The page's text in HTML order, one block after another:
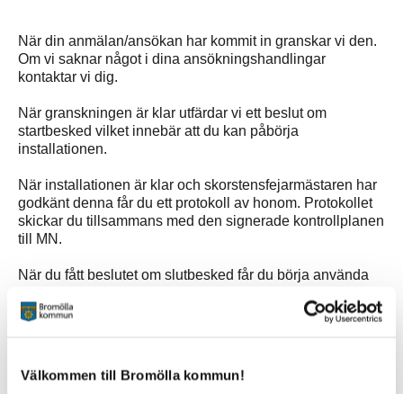
Välkommen till Bromölla kommun!
När din anmälan/ansökan har kommit in granskar vi den.
Om vi saknar något i dina ansökningshandlingar
kontaktar vi dig.
När granskningen är klar utfärdar vi ett beslut om
startbesked vilket innebär att du kan påbörja
installationen.
När installationen är klar och skorstensfejarmästaren har
godkänt denna får du ett protokoll av honom. Protokollet
skickar du tillsammans med den signerade kontrollplanen
till MN.
När du fått beslutet om slutbesked får du börja använda
E-tjänst